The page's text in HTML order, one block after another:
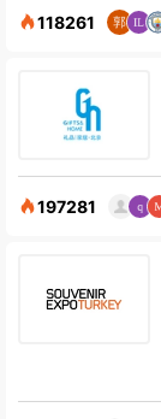
118261
197281